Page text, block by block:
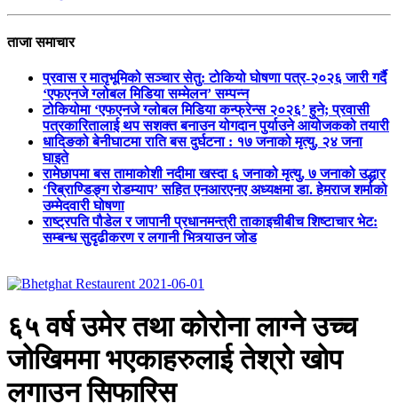
ताजा समाचार
प्रवास र मातृभूमिको सञ्चार सेतु: टोकियो घोषणा पत्र-२०२६ जारी गर्दै
‘एफएनजे ग्लोबल मिडिया सम्मेलन’ सम्पन्न
टोकियोमा ‘एफएनजे ग्लोबल मिडिया कन्फ्रेन्स २०२६’ हुने; प्रवासी
पत्रकारितालाई थप सशक्त बनाउन योगदान पुर्याउने आयोजकको तयारी
धादिङको बेनीघाटमा राति बस दुर्घटना : १७ जनाको मृत्यु, २४ जना
घाइते
रामेछापमा बस तामाकोशी नदीमा खस्दा ६ जनाको मृत्यु, ७ जनाको उद्धार
‘रिब्राण्डिङ्ग रोडम्याप’ सहित एनआरएनए अध्यक्षमा डा. हेमराज शर्माको
उम्मेदवारी घोषणा
राष्ट्रपति पौडेल र जापानी प्रधानमन्त्री ताकाइचीबीच शिष्टाचार भेट:
सम्बन्ध सुदृढीकरण र लगानी भित्र्याउन जोड
६५ वर्ष उमेर तथा कोरोना लाग्ने उच्च
जोखिममा भएकाहरुलाई तेश्रो खोप
लगाउन सिफारिस